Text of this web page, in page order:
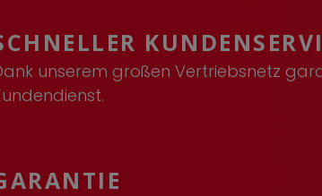
unserem großen Vertriebsnetz